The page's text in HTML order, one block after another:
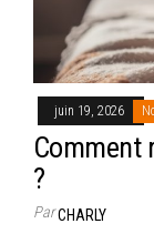
juin 19, 2026
Comment
?
ParCHARLY